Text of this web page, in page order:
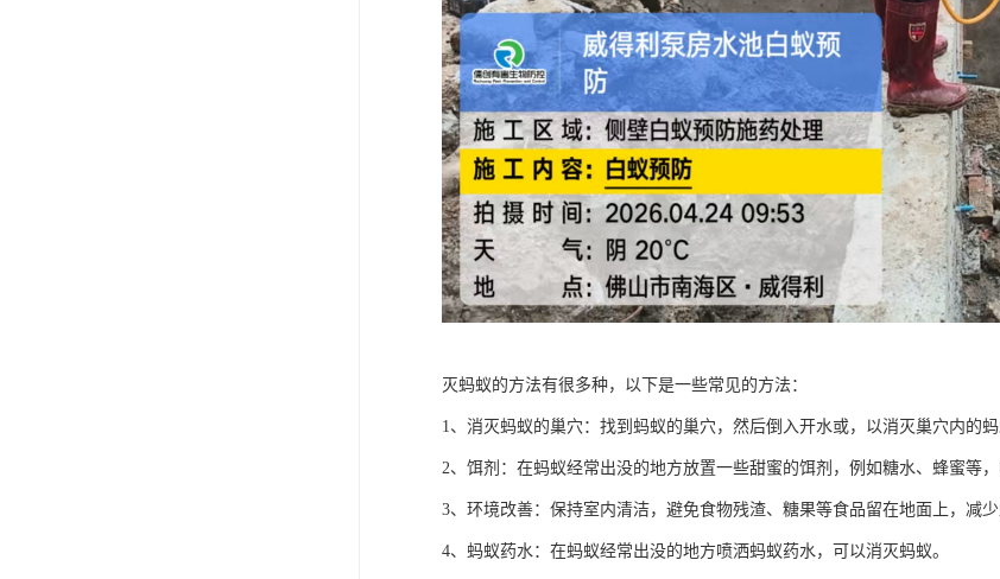
灭蚂蚁的方法有很多种，以下是一些常见的方法：
1、消灭蚂蚁的巢穴：找到蚂蚁的巢穴，然后倒入开水或，以消灭巢穴内的蚂
2、饵剂：在蚂蚁经常出没的地方放置一些甜蜜的饵剂，例如糖水、蜂蜜等
3、环境改善：保持室内清洁，避免食物残渣、糖果等食品留在地面上，减
4、蚂蚁药水：在蚂蚁经常出没的地方喷洒蚂蚁药水，可以消灭蚂蚁。